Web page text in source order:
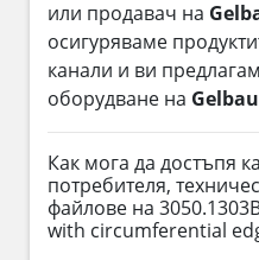
или продавач на
осигуряваме
канали и ви
оборудване на Gelbau
Как мога да достъпя
потребителя,
файлове на
with circumferential